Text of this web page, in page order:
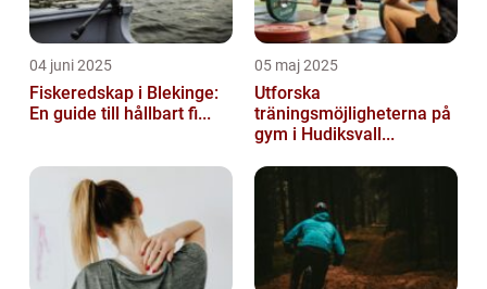
04 juni 2025
Fiskeredskap i Blekinge:
En guide till hållbart fi...
05 maj 2025
Utforska
träningsmöjligheterna på
gym i Hudiksvall...